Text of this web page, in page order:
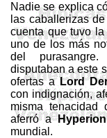
Nadie se explica
las caballerizas
cuenta que tuvo
uno de los más
del
disputaban a este
ofertas aLord
con indignación,
misma tenacidad
aferró aHyperion
mundial.